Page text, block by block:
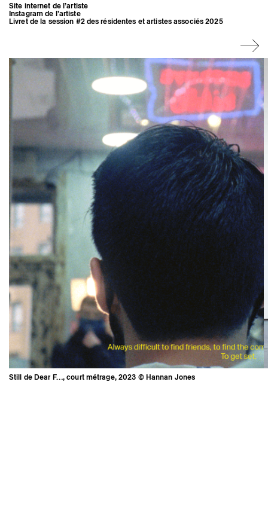
Site internet de l’artiste
Instagram de l’artiste
Livret de la session #2 des résidentes et artistes associés 2025
Still de Dear F…, court métrage, 2023 © Hannan Jones